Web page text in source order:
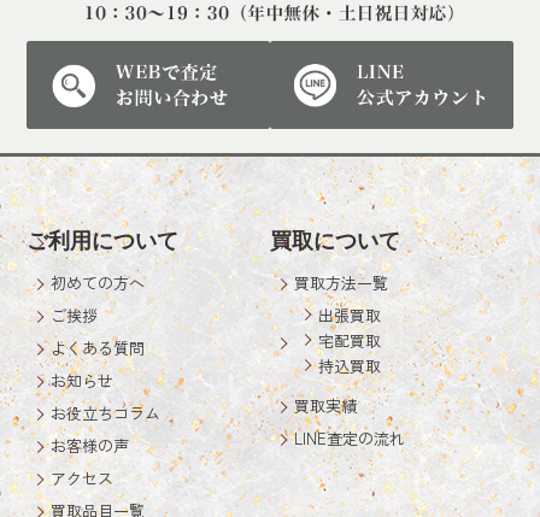
ご利用について
初めての方へ
ご挨拶
よくある質問
お知らせ
お役立ちコラム
お客様の声
アクセス
買取品目一覧
買取について
買取方法一覧
出張買取
宅配買取
持込買取
買取実績
LINE査定の流れ